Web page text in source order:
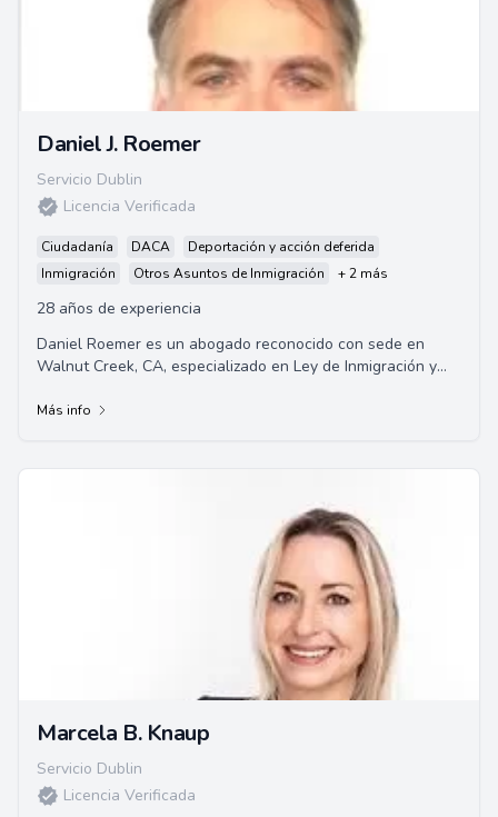
Daniel J. Roemer
Servicio Dublin
Licencia Verificada
Ciudadanía DACA
Deportación y acción deferida
Inmigración
Otros Asuntos de Inmigración + 2 más
28 años de experiencia
Daniel Roemer es un abogado reconocido con sede en
Walnut Creek, CA, especializado en Ley de Inmigración y
Más info
Marcela B. Knaup
Servicio Dublin
Licencia Verificada